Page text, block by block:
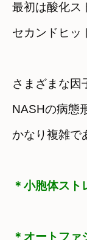
最初は酸化ス
セカンドヒッ
さまざまな因
NASHの病態
かなり複雑で
＊小胞体スト
＊オートファ